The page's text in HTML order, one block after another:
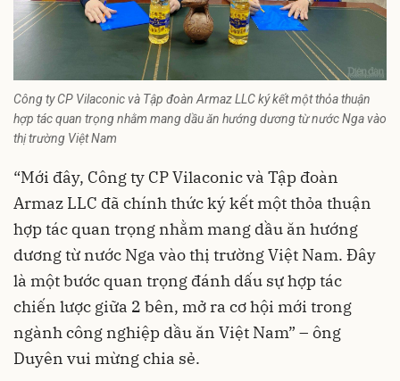
Công ty CP Vilaconic và Tập đoàn Armaz LLC ký kết một thỏa thuận
hợp tác quan trọng nhằm mang dầu ăn hướng dương từ nước Nga vào
thị trường Việt Nam
“Mới đây, Công ty CP Vilaconic và Tập đoàn
Armaz LLC đã chính thức ký kết một thỏa thuận
hợp tác quan trọng nhằm mang dầu ăn hướng
dương từ nước Nga vào thị trường Việt Nam. Đây
là một bước quan trọng đánh dấu sự hợp tác
chiến lược giữa 2 bên, mở ra cơ hội mới trong
ngành công nghiệp dầu ăn Việt Nam” – ông
Duyên vui mừng chia sẻ.